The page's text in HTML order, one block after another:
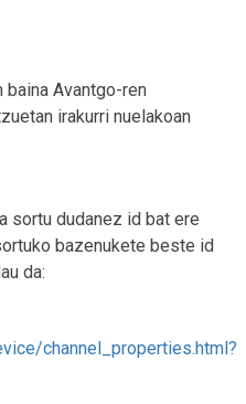
baina Avantgo-ren
irakurri nuelakoan
sortu dudanez id bat ere
bazenukete beste id
da:
channel_properties.html?